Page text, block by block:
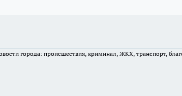
города: происшествия, криминал, ЖКХ, транспорт,